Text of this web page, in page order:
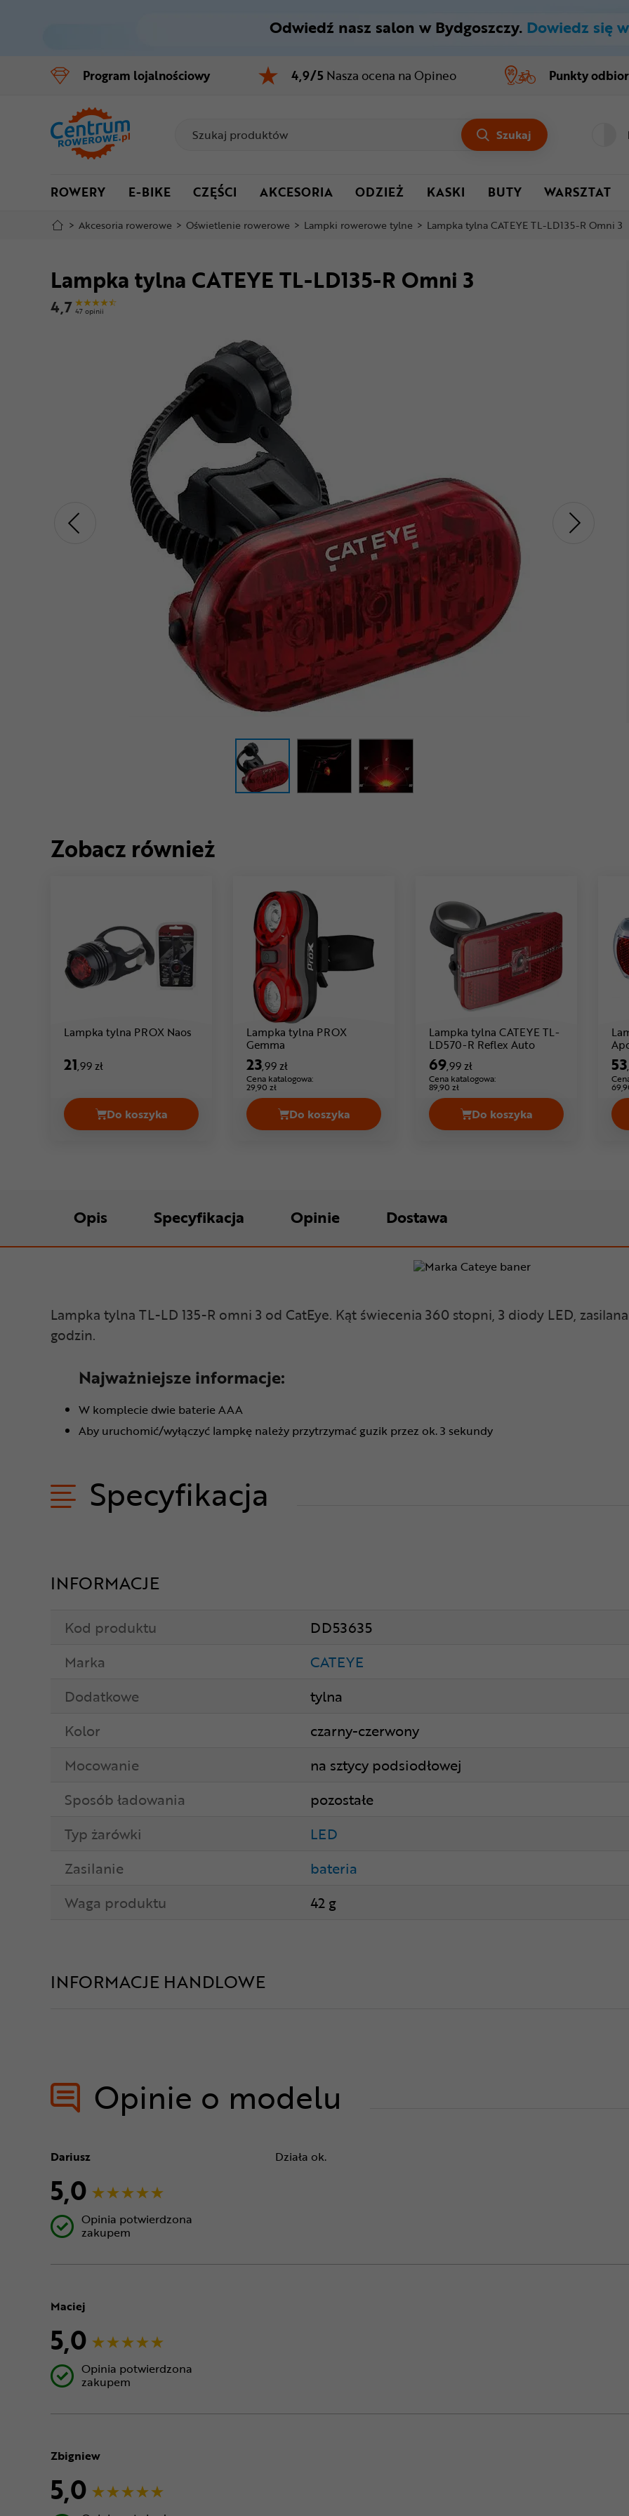
Menu główne
Informacje o produkcie
Do koszyka
Szczegółowe informacje
Mapa strony
Odwiedź nasz salon w Bydgoszczy. Dowiedz się
Program lojalnościowy 4,9/5 Nasza ocena na Opineo Punkty
Szukaj
ROWERY E-BIKE CZĘŚCI AKCESORIA ODZIEŻ KASKI BUTY WARSZTAT
> Akcesoria rowerowe > Oświetlenie rowerowe > Lampki rowerowe tylne > Lampka tylna CATEYE TL-LD135-R Omni 3
Lampka tylna CATEYE TL-LD135-R Omni 3
4,7 47 opinii
Zobacz również
Lampka tylna PROX Naos Cena: 21 ,99 zł
21,99 zł
Do koszyka
Lampka tylna PROX Naos Cena 21,99 zł
Lampka tylna PROX
Gemma
23,99 zł
Cena katalogowa:
29,90 zł
Do koszyka
Lampka tylna PROX Gemma Cena 23,99 zł
Lampka tylna CATEYE TL-
LD570-R Reflex AutoCena: 69 ,99 zł
69,99 zł
Cena katalogowa:
89,90 zł
Do koszyka
Lampka tylna CATEYE
53
Opis Specyfikacja Opinie Dostawa
Lampka tylna TL-LD 135-R omni 3 od CatEye. Kąt świecenia 360 stopni, 3 diody LED,
godzin.
Najważniejsze informacje:
W komplecie dwie baterie AAA
Aby uruchomić/wyłączyć lampkę należy przytrzymać guzik przez ok. 3 sekundy
Specyfikacja
INFORMACJE
Kod produktu
DD53635
Marka
CATEYE
Dodatkowe
tylna
Kolor
czarny-czerwony
Mocowanie
na sztycy podsiodłowej
Sposób ładowania
pozostałe
Typ żarówki
LED
Zasilanie
bateria
Waga produktu
42 g
INFORMACJE HANDLOWE
Opinie o modelu
Dariusz
5,0
Opinia potwierdzona
zakupem
Działa ok.
Maciej
5,0
Opinia potwierdzona
zakupem
Zbigniew
5,0